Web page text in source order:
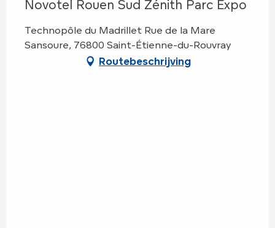
Novotel Rouen Sud Zénith Parc Expo
Technopôle du Madrillet Rue de la Mare
Sansoure, 76800 Saint-Étienne-du-Rouvray
Routebeschrijving